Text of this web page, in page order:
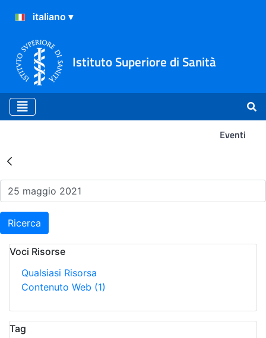
Istituto Superiore di Sanità
Eventi
Risultati della Ricerca -
Ricerca
Voci Risorse
Qualsiasi Risorsa
Contenuto Web (1)
Tag